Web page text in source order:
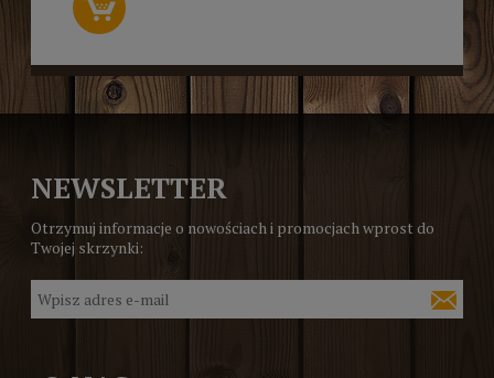
NEWSLETTER
Otrzymuj informacje o nowościach i promocjach wprost do
Twojej skrzynki: